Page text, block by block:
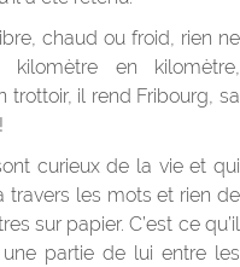
chaud ou froid, rien ne
kilomètre en kilomètre,
trottoir, il rend Fribourg, sa
curieux de la vie et qui
travers les mots et rien de
sur papier. C’est ce qu’il
partie de lui entre les